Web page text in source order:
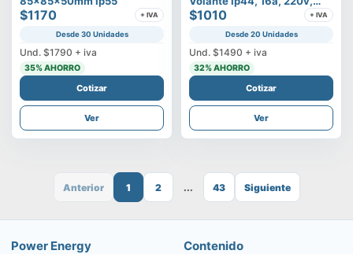
$1170 + IVA
Desde 30 Unidades
Und. $1790 + iva
35% AHORRO
Cotizar
Ver
2p+t
$1010 + IVA
Desde 20 Unidades
Und. $1490 + iva
32% AHORRO
Cotizar
Ver
Anterior 1 2 ... 43 Siguiente
Power Energy Contenido